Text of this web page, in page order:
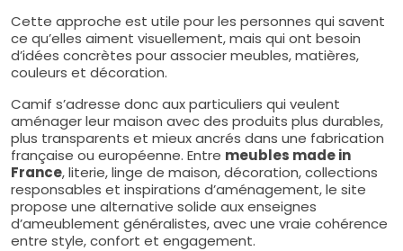
Cette approche est utile pour les personnes qui savent
ce qu’elles aiment visuellement, mais qui ont besoin
d’idées concrètes pour associer meubles, matières,
couleurs et décoration.
Camif s’adresse donc aux particuliers qui veulent
aménager leur maison avec des produits plus durables,
plus transparents et mieux ancrés dans une fabrication
française ou européenne. Entre meubles made in
France, literie, linge de maison, décoration, collections
responsables et inspirations d’aménagement, le site
propose une alternative solide aux enseignes
d’ameublement généralistes, avec une vraie cohérence
entre style, confort et engagement.